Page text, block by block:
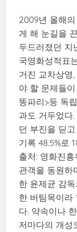
2009년 올해
게 해 눈길을
두드러졌던 지
국영화성적표
거진 교차상영
야 할 문제들
똥파리>등 독
과도 거두었다
던 부진을 딛
기록 48.5%로
출처: 영화진
관객을 동원하
한 윤제균 감
한 버팀목이라
다. 약속이나
저마다의 개성